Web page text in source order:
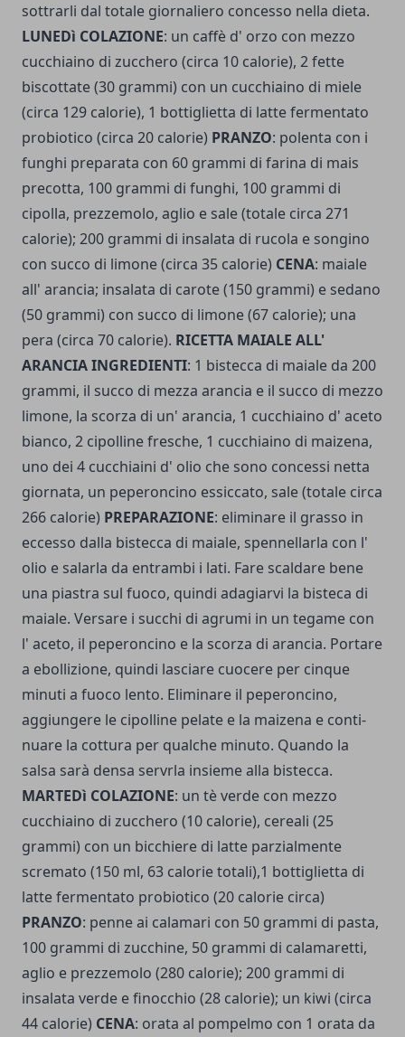
sottrarli dal totale giornaliero concesso nella dieta.
LUNEDì COLAZIONE: un caffè d' orzo con mezzo
cucchiaino di zucchero (circa 10 calorie), 2 fette
biscottate (30 grammi) con un cucchiaino di miele
(circa 129 calorie), 1 bottiglietta di latte fermentato
probiotico (circa 20 calorie) PRANZO: polenta con i
funghi preparata con 60 grammi di farina di mais
precotta, 100 grammi di funghi, 100 grammi di
cipolla, prezzemolo, aglio e sale (totale circa 271
calorie); 200 grammi di insalata di rucola e songino
con succo di limone (circa 35 calorie) CENA: maiale
all' arancia; insalata di carote (150 grammi) e sedano
(50 grammi) con succo di limone (67 calorie); una
pera (circa 70 calorie). RICETTA MAIALE ALL'
ARANCIA INGREDIENTI: 1 bistecca di maiale da 200
grammi, il succo di mezza arancia e il succo di mezzo
limone, la scorza di un' arancia, 1 cucchiaino d' aceto
bianco, 2 cipolline fresche, 1 cucchiaino di maizena,
uno dei 4 cucchiaini d' olio che sono concessi netta
giornata, un peperoncino essiccato, sale (totale circa
266 calorie) PREPARAZIONE: eliminare il grasso in
eccesso dalla bistecca di maiale, spennellarla con l'
olio e salarla da entrambi i lati. Fare scaldare bene
una piastra sul fuoco, quindi adagiarvi la bisteca di
maiale. Versare i succhi di agrumi in un tegame con
l' aceto, il peperoncino e la scorza di arancia. Portare
a ebollizione, quindi lasciare cuocere per cinque
minuti a fuoco lento. Eliminare il pepe­roncino,
aggiungere le cipolline pelate e la maizena e conti­
nuare la cottura per qualche minuto. Quando la
salsa sarà densa servrla insieme alla bistecca.
MARTEDì COLAZIONE: un tè verde con mezzo
cucchiaino di zucchero (10 calorie), cereali (25
grammi) con un bicchiere di latte parzialmente
scremato (150 ml, 63 calorie totali),1 bottiglietta di
latte fermentato probiotico (20 calorie circa)
PRANZO: penne ai calamari con 50 grammi di pasta,
100 grammi di zucchine, 50 grammi di calamaretti,
aglio e prezzemolo (280 calorie); 200 grammi di
insalata verde e finocchio (28 calorie); un kiwi (circa
44 calorie) CENA: orata al pompelmo con 1 orata da